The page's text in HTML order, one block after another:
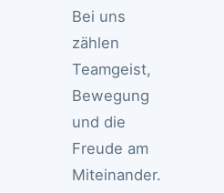
Bei uns
zählen
Teamgeist,
Bewegung
und die
Freude am
Miteinander.